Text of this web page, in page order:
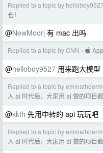
Replied to a topic by helloboy9527
仓！
@NewMoorj 有 mac 出吗
Replied to a topic by CNN › 
@helloboy9527 用来跑大模型
Replied to a topic by
入 ai 时代后，大家用 ai 做的项目
@kkth 先用中转的 api 玩玩吧
Replied to a topic by
入 ai 时代后，大家用 ai 做的项目